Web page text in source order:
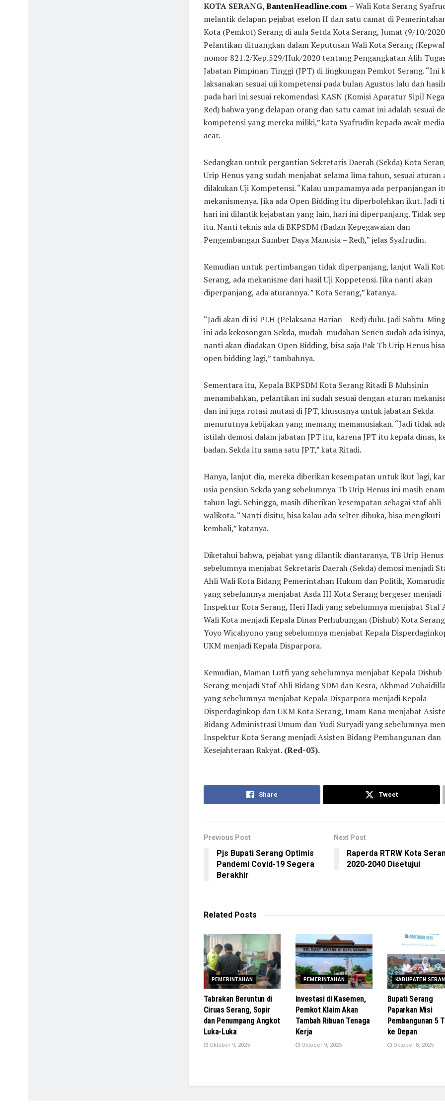
KOTA SERANG,BantenHeadline.com – Wali Kota Serang
melantik delapan pejabat eselon II dan satu camat di
Kota (Pemkot) Serang di aula Setda Kota Serang, Jumat (9/10/
Pelantikan dituangkan dalam Keputusan Wali Kota Serang
nomor 821.2/Kep.529/Huk/2020 tentang Pengangkatan Alih
Jabatan Pimpinan Tinggi (JPT) di lingkungan Pemkot Serang. “Ini
laksanakan sesuai uji kompetensi pada bulan Agustus lalu dan
pada hari ini sesuai rekomendasi KASN (Komisi Aparatur Sipil
Red) bahwa yang delapan orang dan satu camat ini adalah sesuai
kompetensi yang mereka miliki,” kata Syafrudin kepada awak
acar.
Sedangkan untuk pergantian Sekretaris Daerah (Sekda) Kota
Urip Henus yang sudah menjabat selama lima tahun, sesuai aturan
dilakukan Uji Kompetensi. “Kalau umpamamya ada perpanjangan
mekanismenya. Jika ada Open Bidding itu diperbolehkan ikut. Jadi
hari ini dilantik kejabatan yang lain, hari ini diperpanjang. Tidak
itu. Nanti teknis ada di BKPSDM (Badan Kepegawaian dan
Pengembangan Sumber Daya Manusia – Red),” jelas Syafrudin.
Kemudian untuk pertimbangan tidak diperpanjang, lanjut Wali
Serang, ada mekanisme dari hasil Uji Koppetensi. Jika nanti akan
diperpanjang, ada aturannya. ” Kota Serang,” katanya.
“Jadi akan di isi PLH (Pelaksana Harian – Red) dulu. Jadi Sabtu-
ini ada kekosongan Sekda, mudah-mudahan Senen sudah ada isinya,
nanti akan diadakan Open Bidding, bisa saja Pak Tb Urip Henus bisa
open bidding lagi,” tambahnya.
Sementara itu, Kepala BKPSDM Kota Serang Ritadi B Muhsinin
menambahkan, pelantikan ini sudah sesuai dengan aturan
dan ini juga rotasi mutasi di JPT, khususnya untuk jabatan Sekda
menurutnya kebijakan yang memang memanusiakan. “Jadi tidak
istilah demosi dalam jabatan JPT itu, karena JPT itu kepala dinas,
badan. Sekda itu sama satu JPT,” kata Ritadi.
Hanya, lanjut dia, mereka diberikan kesempatan untuk ikut lagi,
usia pensiun Sekda yang sebelumnya Tb Urip Henus ini masih enam
tahun lagi. Sehingga, masih diberikan kesempatan sebagai staf ahli
walikota. “Nanti disitu, bisa kalau ada selter dibuka, bisa mengikuti
kembali,” katanya.
Diketahui bahwa, pejabat yang dilantik diantaranya, TB Urip
sebelumnya menjabat Sekretaris Daerah (Sekda) demosi menjadi
Ahli Wali Kota Bidang Pemerintahan Hukum dan Politik,
yang sebelumnya menjabat Asda III Kota Serang bergeser menjadi
Inspektur Kota Serang, Heri Hadi yang sebelumnya menjabat Staf
Wali Kota menjadi Kepala Dinas Perhubungan (Dishub) Kota
Yoyo Wicahyono yang sebelumnya menjabat Kepala
UKM menjadi Kepala Disparpora.
Kemudian, Maman Lutfi yang sebelumnya menjabat Kepala Dishub
Serang menjadi Staf Ahli Bidang SDM dan Kesra, Akhmad
yang sebelumnya menjabat Kepala Disparpora menjadi Kepala
Disperdaginkop dan UKM Kota Serang, Imam Rana menjabat
Bidang Administrasi Umum dan Yudi Suryadi yang sebelumnya
Inspektur Kota Serang menjadi Asisten Bidang Pembangunan dan
Kesejahteraan Rakyat. (Red-03).
Share Tweet
Previous Post
Pjs Bupati Serang Optimis
Pandemi Covid-19 Segera
Berakhir
Next Post
Raperda RTRW Kota
2020-2040 Disetujui
RelatedPosts
PEMERINTAHAN
Tabrakan Beruntun di
Ciruas Serang, Sopir
dan Penumpang Angkot
Luka-Luka
Oktober 9, 2025
PEMERINTAHAN
Investasi di Kasemen,
Pemkot Klaim Akan
Tambah Ribuan Tenaga
Kerja
Oktober 9, 2025
KABUPATEN
Bupati Serang
Paparkan Misi
Pembangunan 5
ke Depan
Oktober 8, 2025